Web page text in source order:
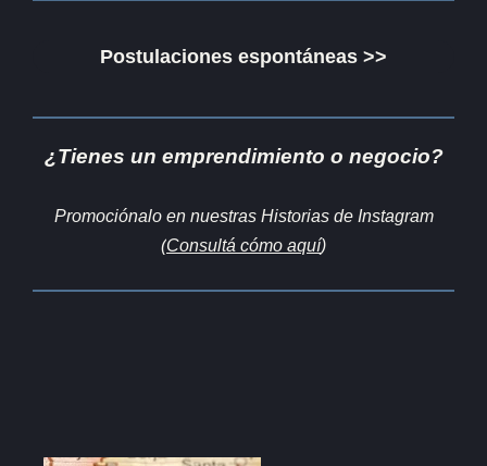
Postulaciones espontáneas >>
¿Tienes un emprendimiento o negocio?
Promociónalo en nuestras Historias de Instagram
(Consultá cómo aquí)